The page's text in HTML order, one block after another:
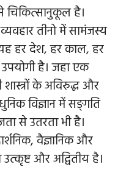
चिकित्सानुकूल है।
तीनो में सामंजस्य
हर देश, हर काल, हर
है। जहा एक
के अविरुद्ध और
विज्ञान में सङ्गति
से उतरता भी है।
वैज्ञानिक और
और अद्वितीय है।